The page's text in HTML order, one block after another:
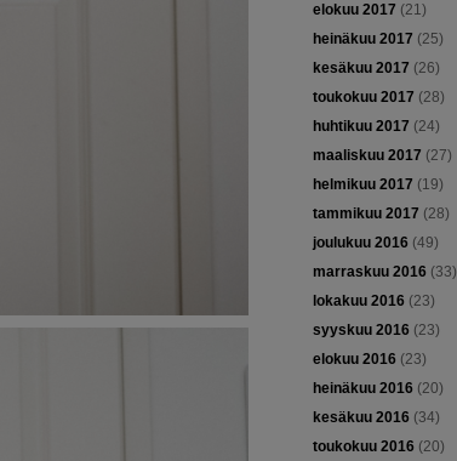
elokuu 2017 (21)
heinäkuu 2017 (25)
kesäkuu 2017 (26)
toukokuu 2017 (28)
huhtikuu 2017 (24)
maaliskuu 2017 (27)
helmikuu 2017 (19)
tammikuu 2017 (28)
joulukuu 2016 (49)
marraskuu 2016 (33)
lokakuu 2016 (23)
syyskuu 2016 (23)
elokuu 2016 (23)
heinäkuu 2016 (20)
kesäkuu 2016 (34)
toukokuu 2016 (20)